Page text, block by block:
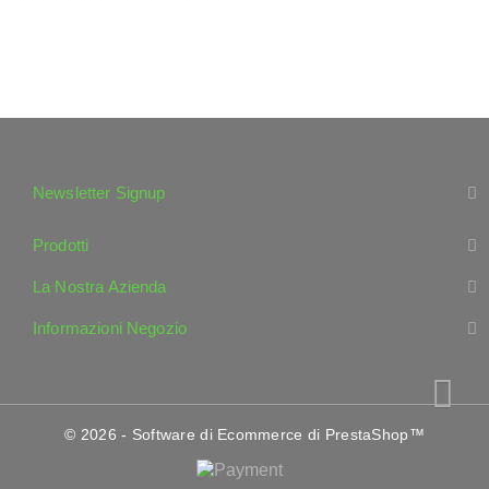
Newsletter Signup
Prodotti
La Nostra Azienda
Informazioni Negozio
© 2026 - Software di Ecommerce di PrestaShop™